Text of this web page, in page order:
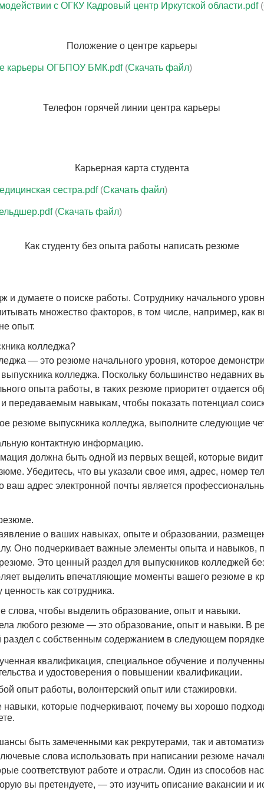
с ОГКУ Кадровый центр Иркутской области.pdf(
Положение о центре карьеры
карьеры ОГБПОУ БМК.pdf(Скачать файл)
Телефон горячей линии центра карьеры
Карьерная карта студента
сестра.pdf(Скачать файл)
(Скачать файл)
Как студенту без опыта работы написать резюме
и думаете о поиске работы. Сотруднику начального
множество факторов, в том числе, например, как
опыт.
колледжа?
— это резюме начального уровня, которое
колледжа. Поскольку большинство недавних
опыта работы, в таких резюме приоритет отдается
передаваемым навыкам, чтобы показать потенциал
резюме выпускника колледжа, выполните следующие
контактную информацию.
должна быть одной из первых вещей, которые видит
Убедитесь, что вы указали свое имя, адрес, номер
ваш адрес электронной почты является
о ваших навыках, опыте и образовании,
Оно подчеркивает важные элементы опыта и навыков,
Это ценный раздел для выпускников колледжей
выделить впечатляющие моменты вашего резюме в
как сотрудника.
слова, чтобы выделить образование, опыт и навыки.
любого резюме — это образование, опыт и навыки. В
раздел с собственным содержанием в следующем
квалификация, специальное обучение и
и удостоверения о повышении квалификации.
опыт работы, волонтерский опыт или стажировки.
которые подчеркивают, почему вы хорошо
быть замеченными как рекрутерами, так и
слова использовать при написании резюме
соответствуют работе и отрасли. Один из способов
вы претендуете, — это изучить описание вакансии и